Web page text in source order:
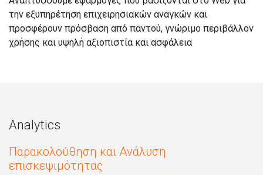
την εξυπηρέτηση επιχειρησιακών αναγκών και
προσφέρουν πρόσβαση από παντού, γνώριμο περιβάλλον
χρήσης και υψηλή αξιοπιστία και ασφάλεια
Analytics
Παρακολούθηση και Ανάλυση
επισκεψιμότητας